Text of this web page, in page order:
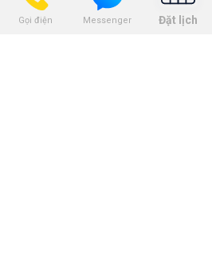
Gọi điện Messenger Đặt lịch
Dịch vụ trám răng